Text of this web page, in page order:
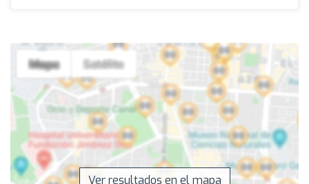
Ver resultados en el mapa